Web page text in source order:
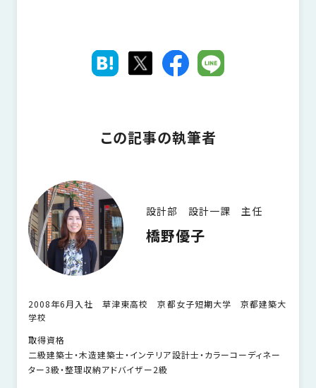
この記事の執筆者
設計部 設計一課 主任
橋野優子
2008年6月入社 草津東高校 京都女子短期大学 京都建築大
学校
取得資格
二級建築士・木造建築士・インテリア設計士・カラーコーディネー
ター3級・整理収納アドバイザー2級